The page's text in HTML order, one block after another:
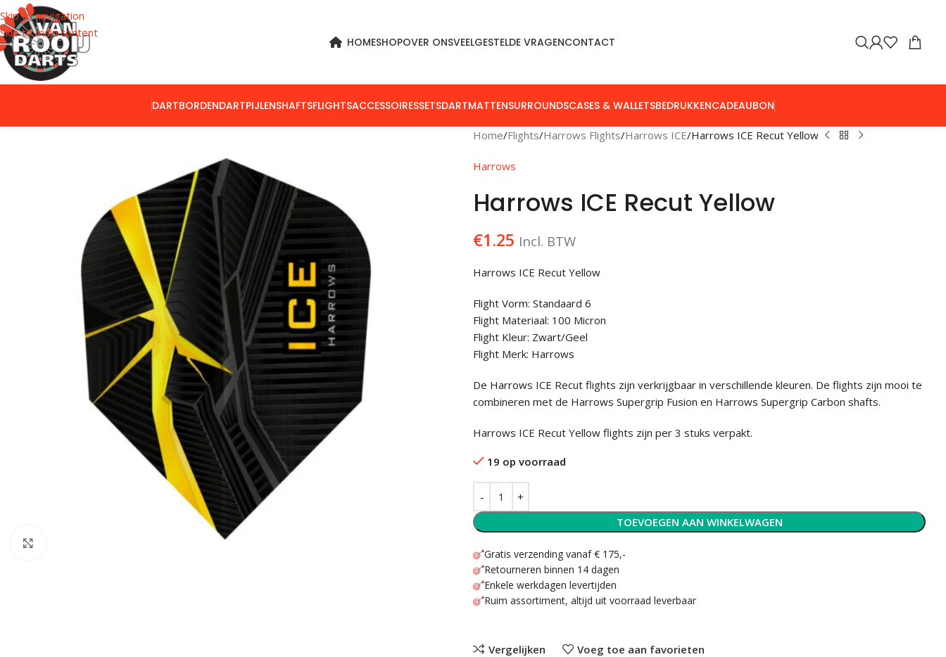
Skip to navigation
Skip to main content
HOMESHOPOVER ONSVEELGESTELDE VRAGENCONTACT
DARTBORDENDARTPIJLENSHAFTSFLIGHTSACCESSOIRESSETSDARTMATTENSURROUNDSCASES & WALLETSBEDRUKKENCADEAUBON
Home Flights Harrows Flights Harrows ICE Harrows ICE Recut Yellow
Harrows
Harrows ICE Recut Yellow
€1.25 Incl. BTW
Harrows ICE Recut Yellow
Flight Vorm: Standaard 6
Flight Materiaal: 100 Micron
Flight Kleur: Zwart/Geel
Flight Merk: Harrows
De Harrows ICE Recut flights zijn verkrijgbaar in verschillende kleuren. De flights zijn mooi te
combineren met de Harrows Supergrip Fusion en Harrows Supergrip Carbon shafts.
Harrows ICE Recut Yellow flights zijn per 3 stuks verpakt.
19 op voorraad
TOEVOEGEN AAN WINKELWAGEN
Gratis verzending vanaf € 175,-
Retourneren binnen 14 dagen
Enkele werkdagen levertijden
Ruim assortiment, altijd uit voorraad leverbaar
Vergelijken Voeg toe aan favorieten